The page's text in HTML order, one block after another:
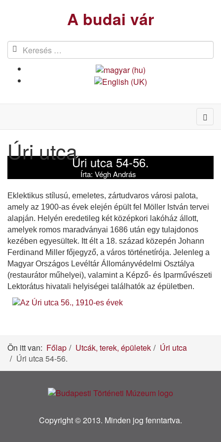
A budai vár
Úri utcaÚri utca 54-56.
Írta: Végh András
Eklektikus stílusú, emeletes, zártudvaros városi palota,
amely az 1900-as évek elején épült fel Möller István tervei
alapján. Helyén eredetileg két középkori lakóház állott,
amelyek romos maradványai 1686 után egy tulajdonos
kezében egyesültek. Itt élt a 18. század közepén Johann
Ferdinand Miller főjegyző, a város történetírója. Jelenleg a
Magyar Országos Levéltár Állományvédelmi Osztálya
(restaurátor műhelyei), valamint a Képző- és Iparművészeti
Lektorátus hivatali helyiségei találhatók az épületben.
Ön itt van: Főlap Utcák, terek, épületek
Úri utca
Úri utca 54-56.
Copyright © 2013. Minden jog fenntartva.